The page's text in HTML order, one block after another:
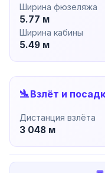
Ширина фюзеляжа
5.77 м
Ширина кабины
5.49 м
🛬Взлёт и
Дистанция взлёта
3 048 м